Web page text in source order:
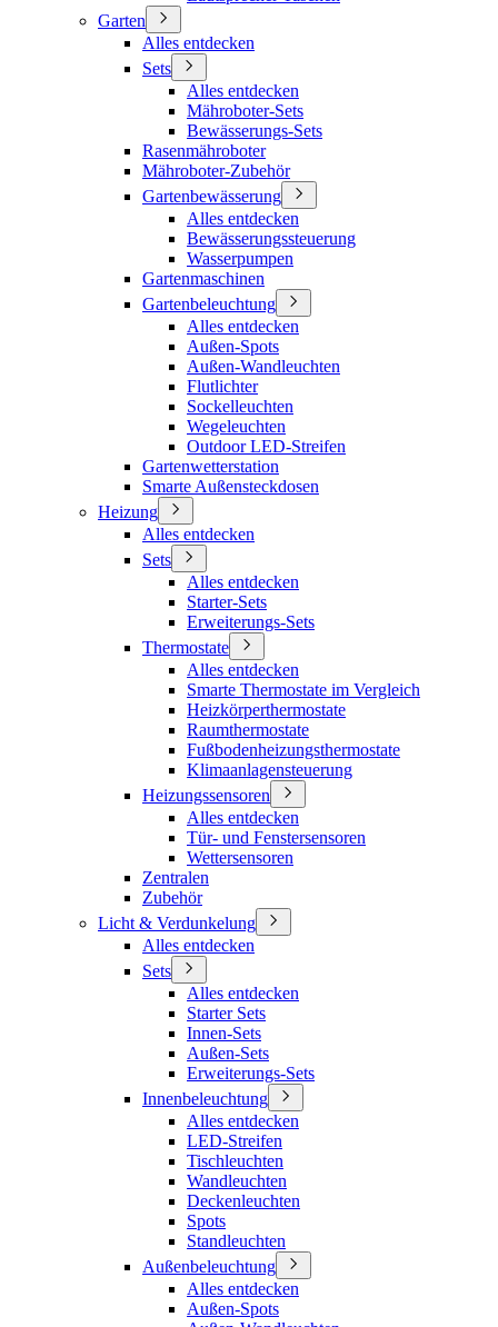
Garten
Alles entdecken
Sets
Alles entdecken
Mähroboter-Sets
Bewässerungs-Sets
Rasenmähroboter
Mähroboter-Zubehör
Gartenbewässerung
Alles entdecken
Bewässerungssteuerung
Wasserpumpen
Gartenmaschinen
Gartenbeleuchtung
Alles entdecken
Außen-Spots
Außen-Wandleuchten
Flutlichter
Sockelleuchten
Wegeleuchten
Outdoor LED-Streifen
Gartenwetterstation
Smarte Außensteckdosen
Heizung
Alles entdecken
Sets
Alles entdecken
Starter-Sets
Erweiterungs-Sets
Thermostate
Alles entdecken
Smarte Thermostate im Vergleich
Heizkörperthermostate
Raumthermostate
Fußbodenheizungsthermostate
Klimaanlagensteuerung
Heizungssensoren
Alles entdecken
Tür- und Fenstersensoren
Wettersensoren
Zentralen
Zubehör
Licht & Verdunkelung
Alles entdecken
Sets
Alles entdecken
Starter Sets
Innen-Sets
Außen-Sets
Erweiterungs-Sets
Innenbeleuchtung
Alles entdecken
LED-Streifen
Tischleuchten
Wandleuchten
Deckenleuchten
Spots
Standleuchten
Außenbeleuchtung
Alles entdecken
Außen-Spots